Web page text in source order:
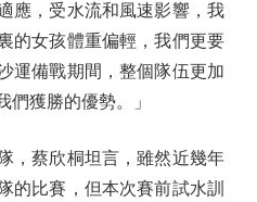
應，受水流和風速影響，我
的女孩體重偏輕，我們更要
運備戰期間，整個隊伍更加
們獲勝的優勢。」
蔡欣桐坦言，雖然近幾年
的比賽，但本次賽前試水訓